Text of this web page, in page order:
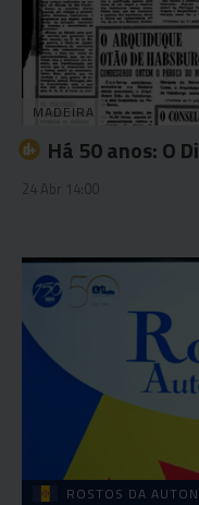
MADEIRA
Há 50 anos: O
24 Abr 14:00
ROSTOS DA